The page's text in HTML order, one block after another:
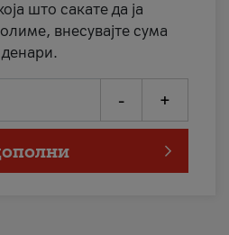
што сакате да ја
внесувајте сума
- +